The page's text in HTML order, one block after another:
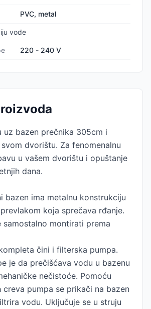
PVC, metal
vode
220 - 240 V
uz bazen prečnika 305cm i
dvorištu. Za fenomenalnu
u vašem dvorištu i opuštanje
dana.
bazen ima metalnu konstrukciju
koja sprečava rđanje.
samostalno montirati prema
čini i filterska pumpa.
je da prečišćava vodu u bazenu
nečistoće. Pomoću
pumpa se prikači na bazen
vodu. Uključuje se u struju